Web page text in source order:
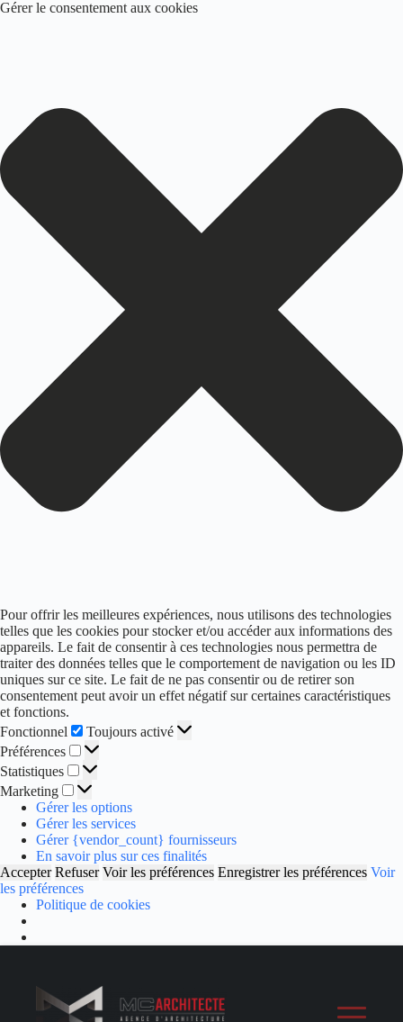
Gérer le consentement aux cookies
Pour offrir les meilleures expériences, nous utilisons des technologies
telles que les cookies pour stocker et/ou accéder aux informations des
appareils. Le fait de consentir à ces technologies nous permettra de
traiter des données telles que le comportement de navigation ou les ID
uniques sur ce site. Le fait de ne pas consentir ou de retirer son
consentement peut avoir un effet négatif sur certaines caractéristiques
et fonctions.
Fonctionnel
Fonctionnel
Toujours activé
Préférences
Préférences
Statistiques Statistiques
Marketing Marketing
Gérer les options
Gérer les services
Gérer {vendor_count} fournisseurs
En savoir plus sur ces finalités
Accepter Refuser Voir les préférences Enregistrer les préférences Voir
les préférences
Politique de cookies